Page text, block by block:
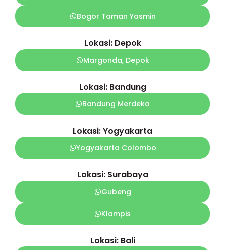
Bogor Taman Yasmin
Lokasi: Depok
Margonda, Depok
Lokasi: Bandung
Bandung Merdeka
Lokasi: Yogyakarta
Yogyakarta Colombo
Lokasi: Surabaya
Gubeng
Klampis
Lokasi: Bali